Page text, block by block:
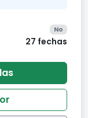
No
27 fechas